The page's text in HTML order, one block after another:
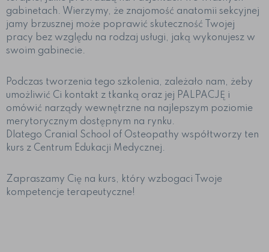
gabinetach. Wierzymy, że znajomość anatomii sekcyjnej
jamy brzusznej może poprawić skuteczność Twojej
pracy bez względu na rodzaj usługi, jaką wykonujesz w
swoim gabinecie.
Podczas tworzenia tego szkolenia, zależało nam, żeby
umożliwić Ci kontakt z tkanką oraz jej PALPACJĘ i
omówić narządy wewnętrzne na najlepszym poziomie
merytorycznym dostępnym na rynku.
Dlatego Cranial School of Osteopathy współtworzy ten
kurs z Centrum Edukacji Medycznej.
Zapraszamy Cię na kurs, który wzbogaci Twoje
kompetencje terapeutyczne!